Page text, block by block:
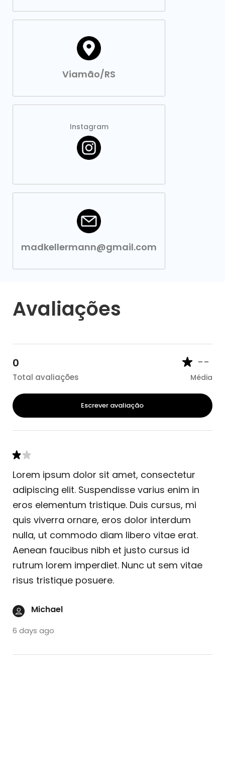
Viamão/RS
Instagram
madkellermann@gmail.com
Avaliações
0
Total avaliações
--
Média
Escrever avaliação
Lorem ipsum dolor sit amet, consectetur
adipiscing elit. Suspendisse varius enim in
eros elementum tristique. Duis cursus, mi
quis viverra ornare, eros dolor interdum
nulla, ut commodo diam libero vitae erat.
Aenean faucibus nibh et justo cursus id
rutrum lorem imperdiet. Nunc ut sem vitae
risus tristique posuere.
Michael
6 days ago